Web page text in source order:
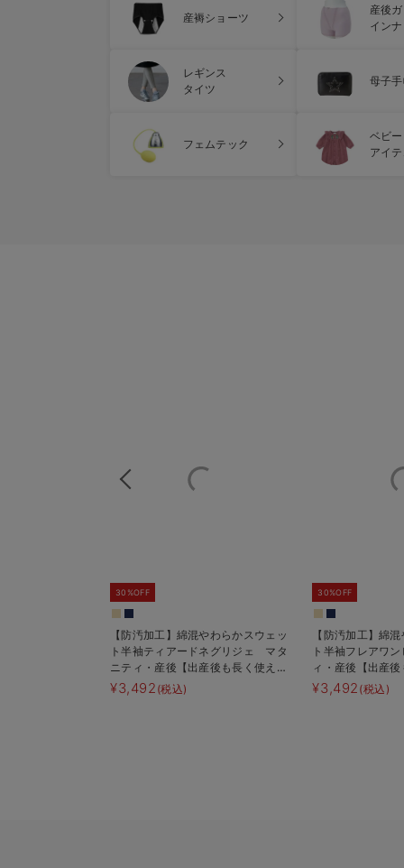
産褥ショーツ
産後
イン
レギンス
タイツ
母子
フェムテック
ベビー
アイ
30%OFF
【防汚加工】綿混やわらかスウェッ
ト半袖ティアードネグリジェ マタ
ニティ・産後【出産後も長く使え
る】
¥3,492 (税込)
30%OFF
【防汚加工】綿
ト半袖フレアワ
ィ・産後【出産
¥3,492 (税込)